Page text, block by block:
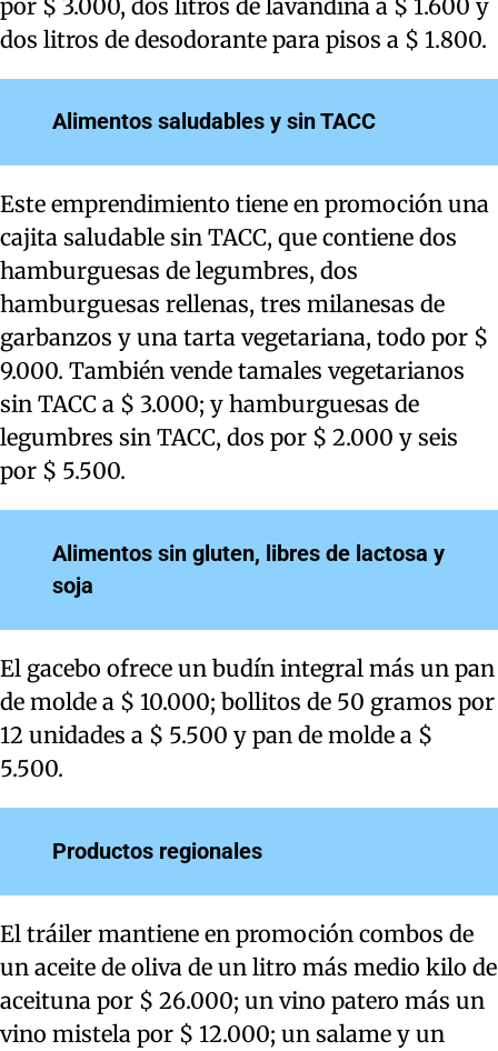
por $ 3.000, dos litros de lavandina a $ 1.600 y
dos litros de desodorante para pisos a $ 1.800.
Alimentos saludables y sin TACC
Este emprendimiento tiene en promoción una
cajita saludable sin TACC, que contiene dos
hamburguesas de legumbres, dos
hamburguesas rellenas, tres milanesas de
garbanzos y una tarta vegetariana, todo por $
9.000. También vende tamales vegetarianos
sin TACC a $ 3.000; y hamburguesas de
legumbres sin TACC, dos por $ 2.000 y seis
por $ 5.500.
Alimentos sin gluten, libres de lactosa y
soja
El gacebo ofrece un budín integral más un pan
de molde a $ 10.000; bollitos de 50 gramos por
12 unidades a $ 5.500 y pan de molde a $
5.500.
Productos regionales
El tráiler mantiene en promoción combos de
un aceite de oliva de un litro más medio kilo de
aceituna por $ 26.000; un vino patero más un
vino mistela por $ 12.000; un salame y un